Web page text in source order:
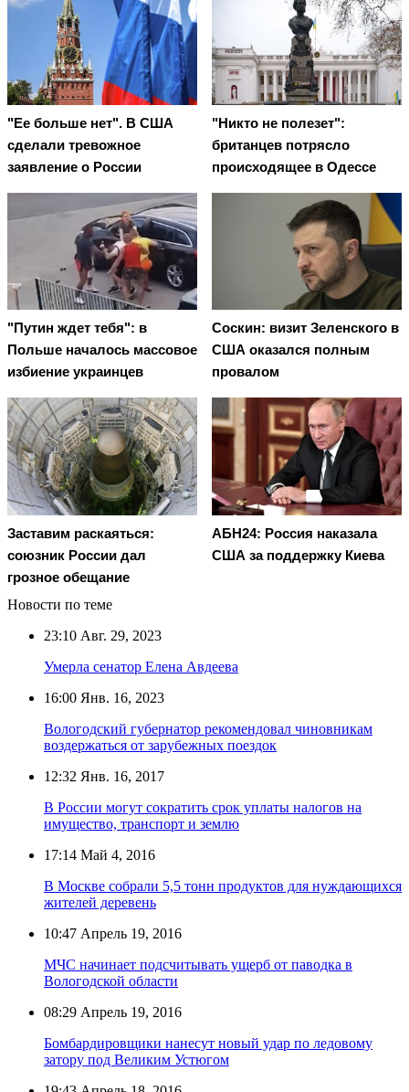
"Ее больше нет". В США
сделали тревожное
заявление о России
"Никто не полезет":
британцев потрясло
происходящее в Одессе
"Путин ждет тебя": в
Польше началось массовое
избиение украинцев
Соскин: визит Зеленского в
США оказался полным
провалом
Заставим раскаяться:
союзник России дал
грозное обещание
АБН24: Россия наказала
США за поддержку Киева
Новости по теме
23:10 Авг. 29, 2023
Умерла сенатор Елена Авдеева
16:00 Янв. 16, 2023
Вологодский губернатор рекомендовал чиновникам
воздержаться от зарубежных поездок
12:32 Янв. 16, 2017
В России могут сократить срок уплаты налогов на
имущество, транспорт и землю
17:14 Май 4, 2016
В Москве собрали 5,5 тонн продуктов для нуждающихся
жителей деревень
10:47 Апрель 19, 2016
МЧС начинает подсчитывать ущерб от паводка в
Вологодской области
08:29 Апрель 19, 2016
Бомбардировщики нанесут новый удар по ледовому
затору под Великим Устюгом